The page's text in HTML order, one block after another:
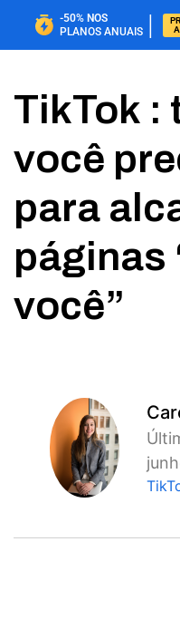
-50% NOS
PLANOS ANUAIS |
TikTok :
você
para
páginas
você”